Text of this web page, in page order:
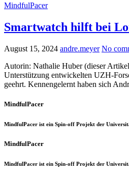
MindfulPacer
Smartwatch hilft bei
August 15, 2024 andre.meyer No
Autorin: Nathalie Huber (dieser
Unterstützung entwickelten UZH-
geehrt. Kennengelernt haben sich
MindfulPacer
MindfulPacer ist ein Spin-off Projekt der
MindfulPacer
MindfulPacer ist ein Spin-off Projekt der